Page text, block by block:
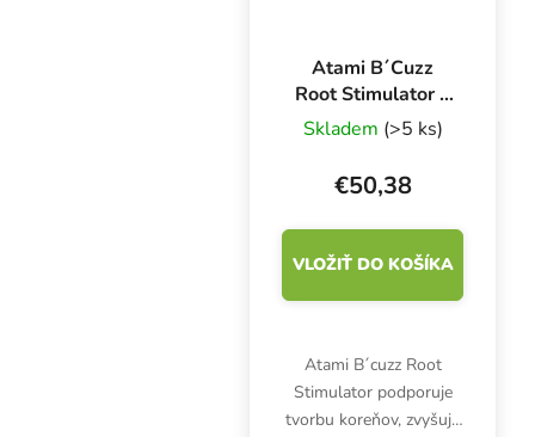
Atami B´Cuzz
Root Stimulator 1
l, stimulátor
koreňov
Skladem (>5 ks)
€50,38
VLOŽIŤ DO KOŠÍKA
Atami B´cuzz Root
Stimulator podporuje
tvorbu koreňov, zvyšuje